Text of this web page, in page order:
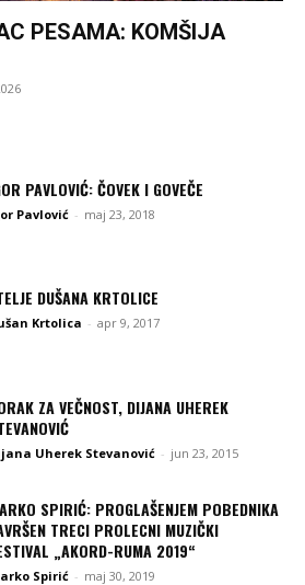
PESAMA: KOMŠIJA
PAVLOVIĆ: ČOVEK I GOVEČE
Pavlović - maj 23, 2018
DUŠANA KRTOLICE
Krtolica - apr 9, 2017
ZA VEČNOST, DIJANA UHEREK
Uherek Stevanović - jun 23, 2015
SPIRIĆ: PROGLAŠENJEM POBEDNIKA
TRECI PROLECNI MUZIČKI
„AKORD-RUMA 2019“
Spirić - maj 30, 2019